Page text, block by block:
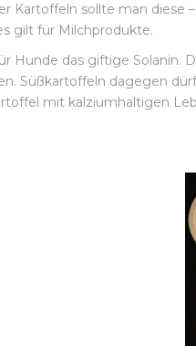
Kartoffeln sollte man
gilt für Milchprodukte.
Hunde das giftige Solanin.
Süßkartoffeln dagegen
mit kalziumhaltigen